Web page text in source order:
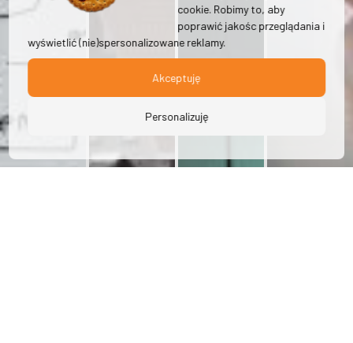
cookie. Robimy to, aby
poprawić jakośc przeglądania i
wyświetlić (nie)spersonalizowane reklamy.
Akceptuję
Personalizuję